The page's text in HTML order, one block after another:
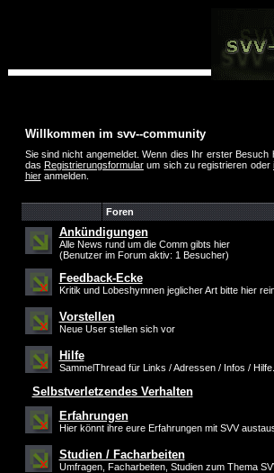
Willkommen im svv--community
Sie sind nicht angemeldet. Wenn dies Ihr erster
das Registrierungsformularum sich zu registrieren oder
hieranmelden.
Foren
Ankündigungen
Alle News rund um die Comm gibts hier
(Benutzer im Forum aktiv: 1 Besucher)
Feedback-Ecke
Kritik und Lobeshymnen jeglicher Art bitte hier
Vorstellen
Neue User stellen sich vor
Hilfe
SammelThread für Links / Adressen / Infos / Hilfe...
Selbstverletzendes Verhalten
Erfahrungen
Hier könnt ihre eure Erfahrungen mit SVV
Studien / Facharbeiten
Umfragen, Facharbeiten, Studien zum Thema